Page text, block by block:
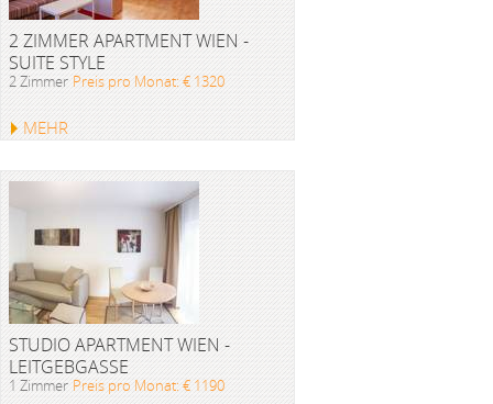
2 ZIMMER APARTMENT WIEN -
SUITE STYLE
2 Zimmer Preis pro Monat: € 1320
MEHR
STUDIO APARTMENT WIEN -
LEITGEBGASSE
1 Zimmer Preis pro Monat: € 1190